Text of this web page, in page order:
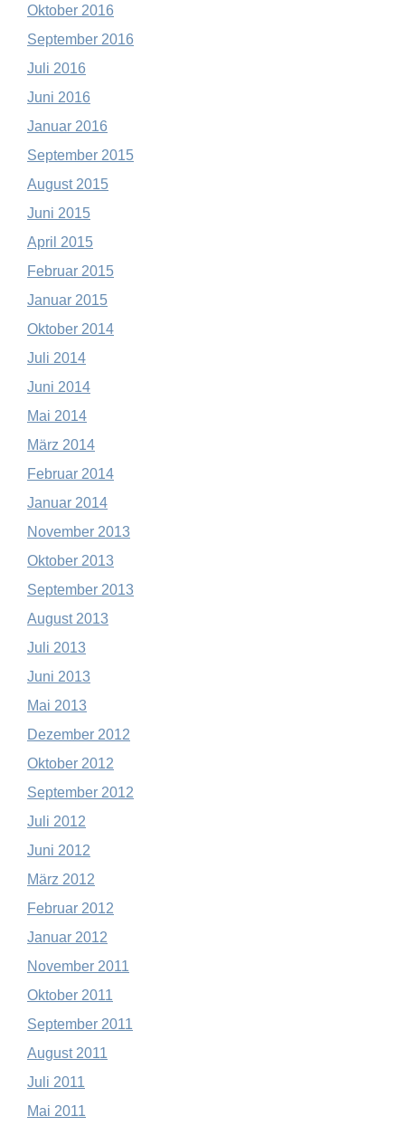
Oktober 2016
September 2016
Juli 2016
Juni 2016
Januar 2016
September 2015
August 2015
Juni 2015
April 2015
Februar 2015
Januar 2015
Oktober 2014
Juli 2014
Juni 2014
Mai 2014
März 2014
Februar 2014
Januar 2014
November 2013
Oktober 2013
September 2013
August 2013
Juli 2013
Juni 2013
Mai 2013
Dezember 2012
Oktober 2012
September 2012
Juli 2012
Juni 2012
März 2012
Februar 2012
Januar 2012
November 2011
Oktober 2011
September 2011
August 2011
Juli 2011
Mai 2011